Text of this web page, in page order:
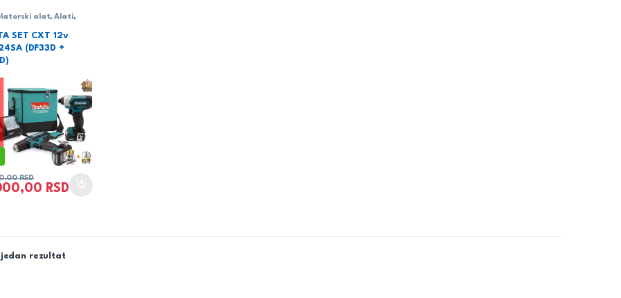
alat,Alati,
SET CXT 12v
(DF33D +
RSD
RSD
jedan rezultat